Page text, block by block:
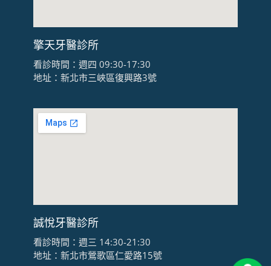
擎天牙醫診所
看診時間：週四 09:30-17:30
地址：新北市三峽區復興路3號
誠悅牙醫診所
看診時間：週三 14:30-21:30
地址：新北市鶯歌區仁愛路15號